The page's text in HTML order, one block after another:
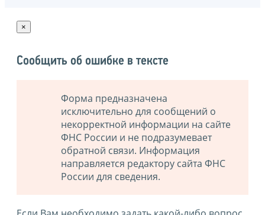
×
Сообщить об ошибке в тексте
Форма предназначена
исключительно для сообщений о
некорректной информации на сайте
ФНС России и не подразумевает
обратной связи. Информация
направляется редактору сайта ФНС
России для сведения.